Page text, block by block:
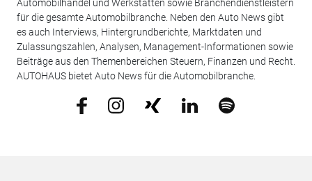
Automobilhandel und Werkstätten sowie Branchendienstleistern
für die gesamte Automobilbranche. Neben den Auto News gibt
es auch Interviews, Hintergrundberichte, Marktdaten und
Zulassungszahlen, Analysen, Management-Informationen sowie
Beiträge aus den Themenbereichen Steuern, Finanzen und Recht.
AUTOHAUS bietet Auto News für die Automobilbranche.